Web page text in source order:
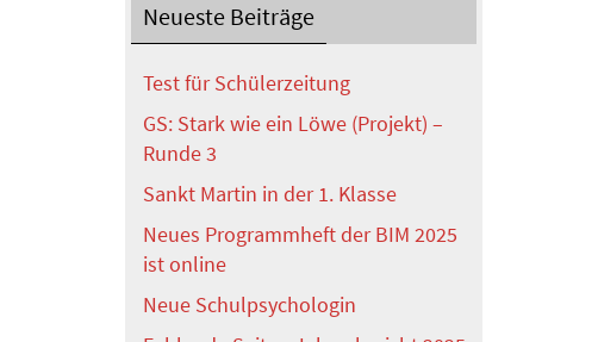
Neueste Beiträge
Test für Schülerzeitung
GS: Stark wie ein Löwe (Projekt) –
Runde 3
Sankt Martin in der 1. Klasse
Neues Programmheft der BIM 2025
ist online
Neue Schulpsychologin